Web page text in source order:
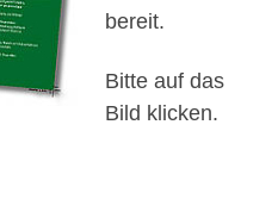
bereit.
Bitte auf das
Bild klicken.